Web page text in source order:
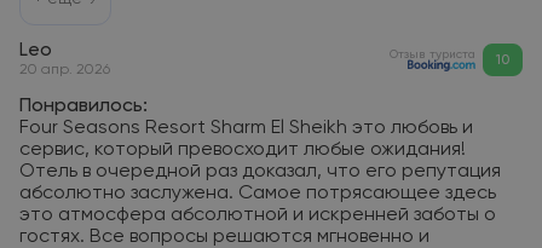
Leo
20 апр. 2026
Отзыв туриста 10
Понравилось:
Four Seasons Resort Sharm El Sheikh это любовь и
сервис, который превосходит любые ожидания!
Отель в очередной раз доказал, что его репутация
абсолютно заслужена. Самое потрясающее здесь
это атмосфера абсолютной и искренней заботы о
гостях. Все вопросы решаются мгновенно и